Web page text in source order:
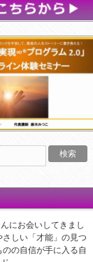
にお会いしてきまし
さしい「才能」の見つ
のの自信が手に入る自